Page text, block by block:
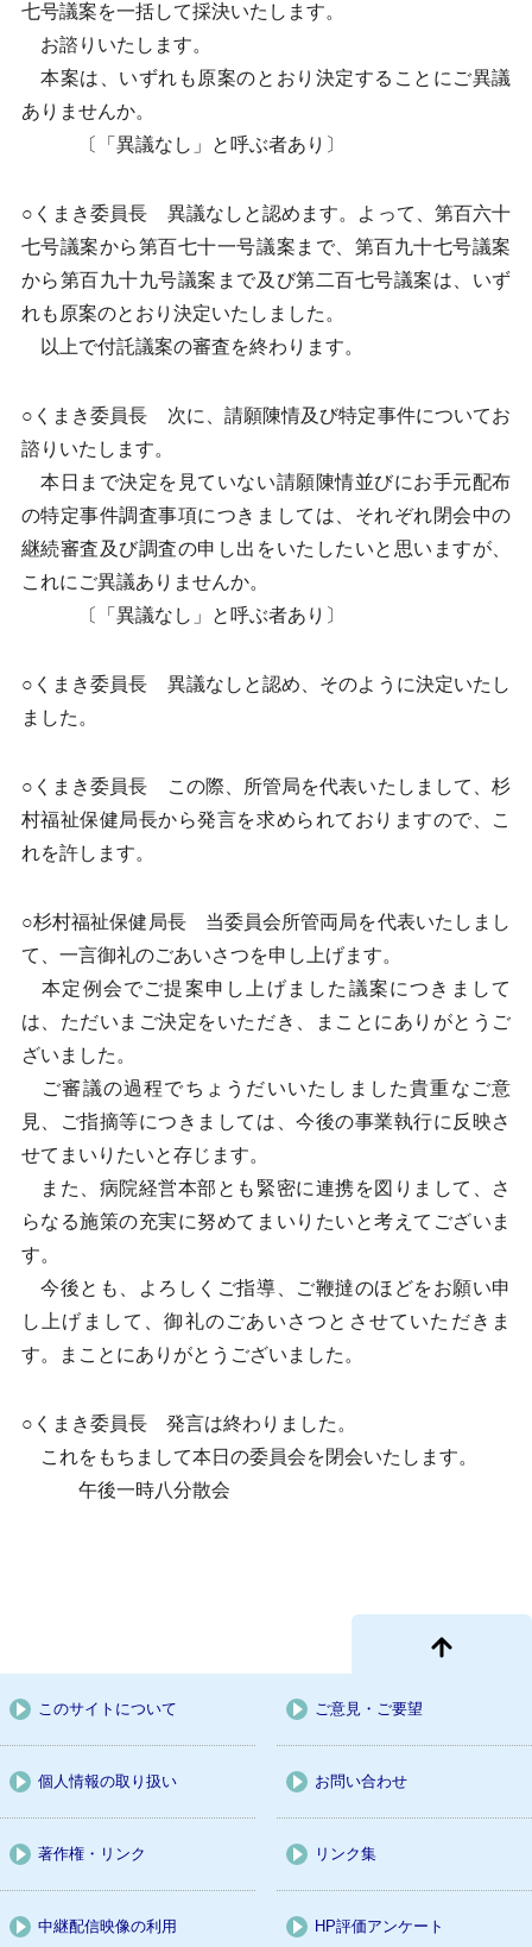
七号議案を一括して採決いたします。
お諮りいたします。
本案は、いずれも原案のとおり決定することにご異議
ありませんか。
〔「異議なし」と呼ぶ者あり〕
○くまき委員長 異議なしと認めます。よって、第百六十
七号議案から第百七十一号議案まで、第百九十七号議案
から第百九十九号議案まで及び第二百七号議案は、いず
れも原案のとおり決定いたしました。
以上で付託議案の審査を終わります。
○くまき委員長 次に、請願陳情及び特定事件についてお
諮りいたします。
本日まで決定を見ていない請願陳情並びにお手元配布
の特定事件調査事項につきましては、それぞれ閉会中の
継続審査及び調査の申し出をいたしたいと思いますが、
これにご異議ありませんか。
〔「異議なし」と呼ぶ者あり〕
○くまき委員長 異議なしと認め、そのように決定いたし
ました。
○くまき委員長 この際、所管局を代表いたしまして、杉
村福祉保健局長から発言を求められておりますので、こ
れを許します。
○杉村福祉保健局長 当委員会所管両局を代表いたしまし
て、一言御礼のごあいさつを申し上げます。
本定例会でご提案申し上げました議案につきまして
は、ただいまご決定をいただき、まことにありがとうご
ざいました。
ご審議の過程でちょうだいいたしました貴重なご意
見、ご指摘等につきましては、今後の事業執行に反映さ
せてまいりたいと存じます。
また、病院経営本部とも緊密に連携を図りまして、さ
らなる施策の充実に努めてまいりたいと考えてございま
す。
今後とも、よろしくご指導、ご鞭撻のほどをお願い申
し上げまして、御礼のごあいさつとさせていただきま
す。まことにありがとうございました。
○くまき委員長 発言は終わりました。
これをもちまして本日の委員会を閉会いたします。
午後一時八分散会
このサイトについて ご意見・ご要望
個人情報の取り扱い お問い合わせ
著作権・リンク リンク集
中継配信映像の利用 HP評価アンケート